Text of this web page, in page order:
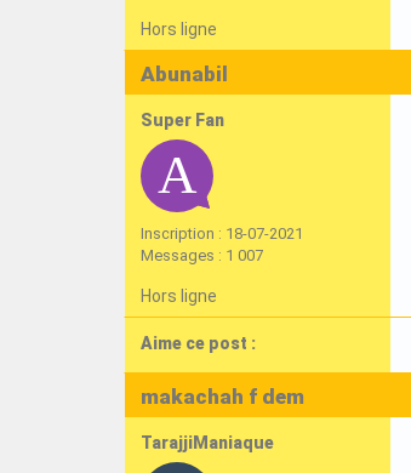
Hors ligne
Abunabil
Super Fan
Inscription : 18-07-2021
Messages : 1 007
Hors ligne
Aime ce post :
makachah f dem
TarajjiManiaque